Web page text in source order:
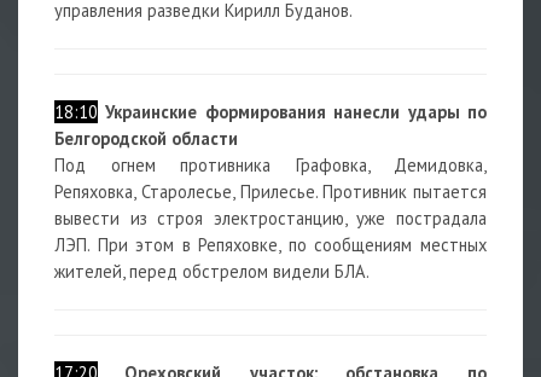
управления разведки Кирилл Буданов.
18:10 Украинские формирования нанесли удары по
Белгородской области
Под огнем противника Графовка, Демидовка,
Репяховка, Старолесье, Прилесье. Противник пытается
вывести из строя электростанцию, уже пострадала
ЛЭП. При этом в Репяховке, по сообщениям местных
жителей, перед обстрелом видели БЛА.